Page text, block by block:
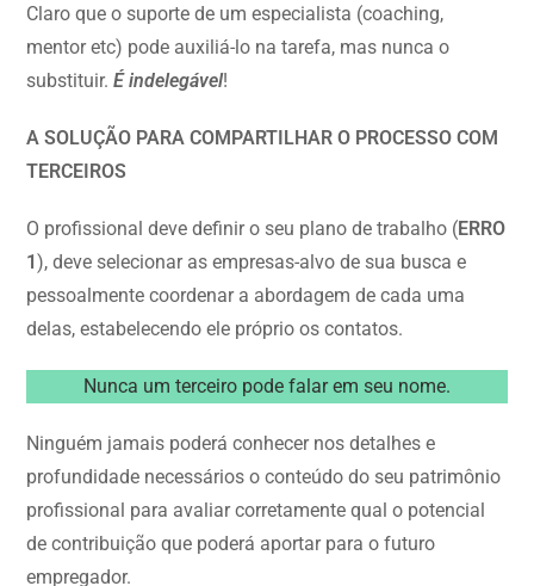
Claro que o suporte de um especialista (coaching,
mentor etc) pode auxiliá-lo na tarefa, mas nunca o
substituir.É indelegável!
A SOLUÇÃO PARA COMPARTILHAR O PROCESSO COM
TERCEIROS
O profissional deve definir o seu plano de trabalho (ERRO
1), deve selecionar as empresas-alvo de sua busca e
pessoalmente coordenar a abordagem de cada uma
delas, estabelecendo ele próprio os contatos.
Nunca um terceiro pode falar em seu nome.
Ninguém jamais poderá conhecer nos detalhes e
profundidade necessários o conteúdo do seu patrimônio
profissional para avaliar corretamente qual o potencial
de contribuição que poderá aportar para o futuro
empregador.